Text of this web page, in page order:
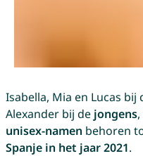
Isabella, Mia en Lucas bij
Alexander bij de jongens,
unisex-namen behoren
Spanje in het jaar 2021.